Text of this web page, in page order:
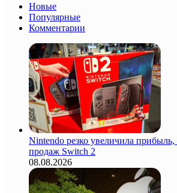
Новые
Популярные
Комментарии
Nintendo резко увеличила
продаж Switch 2
08.08.2026